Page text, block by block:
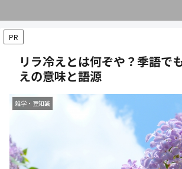
PR
リラ冷えとは何ぞや？季語で
えの意味と語源
雑学・豆知識